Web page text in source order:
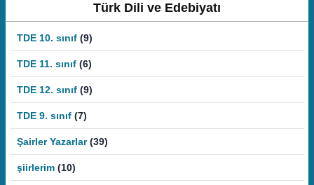
Türk Dili ve Edebiyatı
TDE 10. sınıf (9)
TDE 11. sınıf (6)
TDE 12. sınıf (9)
TDE 9. sınıf (7)
Şairler Yazarlar (39)
şiirlerim (10)